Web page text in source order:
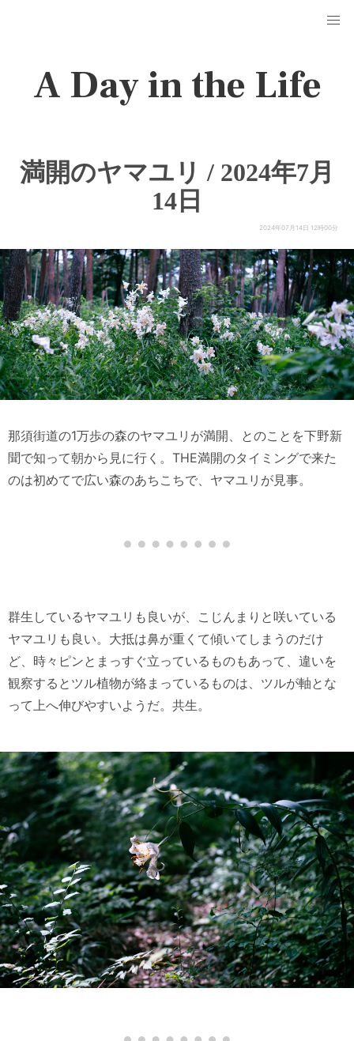
A Day in the Life
満開のヤマユリ / 2024年7月
14日
2024年07月14日 12時00分
那須街道の1万歩の森のヤマユリが満開、とのことを下野新
聞で知って朝から見に行く。THE満開のタイミングで来た
のは初めてで広い森のあちこちで、ヤマユリが見事。
群生しているヤマユリも良いが、こじんまりと咲いている
ヤマユリも良い。大抵は鼻が重くて傾いてしまうのだけ
ど、時々ピンとまっすぐ立っているものもあって、違いを
観察するとツル植物が絡まっているものは、ツルが軸とな
って上へ伸びやすいようだ。共生。